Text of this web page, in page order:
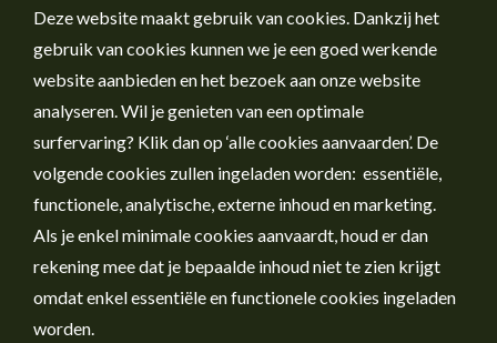
Deze website maakt gebruik van cookies. Dankzij het
gebruik van cookies kunnen we je een goed werkende
website aanbieden en het bezoek aan onze website
analyseren. Wil je genieten van een optimale
surfervaring? Klik dan op ‘alle cookies aanvaarden’. De
volgende cookies zullen ingeladen worden: essentiële,
functionele, analytische, externe inhoud en marketing.
Als je enkel minimale cookies aanvaardt, houd er dan
rekening mee dat je bepaalde inhoud niet te zien krijgt
omdat enkel essentiële en functionele cookies ingeladen
worden.